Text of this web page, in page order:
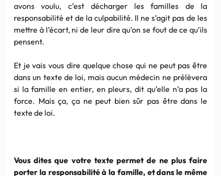
avons voulu, c’est décharger les familles de la
responsabilité et de la culpabilité. Il ne s’agit pas de les
mettre à l’écart, ni de leur dire qu’on se fout de ce qu’ils
pensent.
Et je vais vous dire quelque chose qui ne peut pas être
dans un texte de loi, mais aucun médecin ne prélèvera
si la famille en entier, en pleurs, dit qu’elle n’a pas la
force. Mais ça, ça ne peut bien sûr pas être dans le
texte de loi.
Vous dites que votre texte permet de ne plus faire
porter la responsabilité à la famille, et dans le même